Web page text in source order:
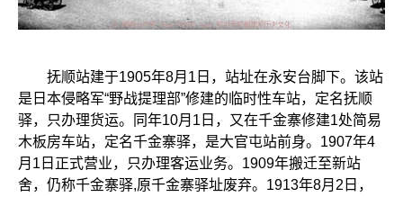
抚顺站建于1905年8月1日，站址在永安台脚下。该站
是日本侵略军“野战提理部”修建的临时性车站，定名抚顺
驿，只办理货运。同年10月1日，又在千金寨修建1处简易
木板房车站，定名千金寨驿，是大官屯站前身。1907年4
月1日正式营业，只办理客运业务。1909年搬迁至新站
舍，仍称千金寨驿,原千金寨驿址废弃。1913年8月2日，